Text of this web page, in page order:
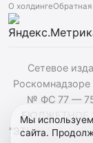
О холдингеОбратная
Сетевое
№ ФС 77 —
БЮДЖЕТНОЕ
Мы
сайта.